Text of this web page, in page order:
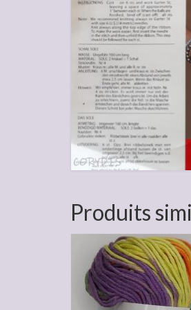
Produits